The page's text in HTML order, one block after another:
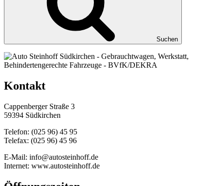
Suchen
Kontakt
Cappenberger Straße 3
59394 Südkirchen
Telefon: (025 96) 45 95
Telefax: (025 96) 45 96
E-Mail: info@autosteinhoff.de
Internet: www.autosteinhoff.de